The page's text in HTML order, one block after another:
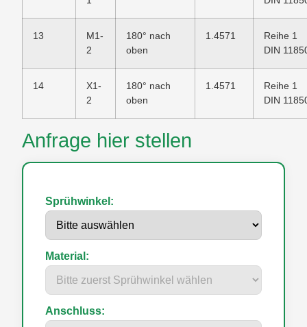
13
M1-
2
180° nach
oben
1.4571
Reihe 1
DIN
14
X1-
2
180° nach
oben
1.4571
Reihe 1
DIN
Anfrage hier stellen
Sprühwinkel:
Material:
Anschluss: